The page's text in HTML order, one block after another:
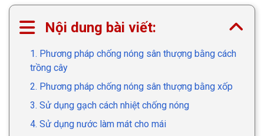
Nội dung bài viết:
1. Phương pháp chống nóng sân thượng bằng cách
trồng cây
2. Phương pháp chống nóng sân thượng bằng xốp
3. Sử dụng gạch cách nhiệt chống nóng
4. Sử dụng nước làm mát cho mái